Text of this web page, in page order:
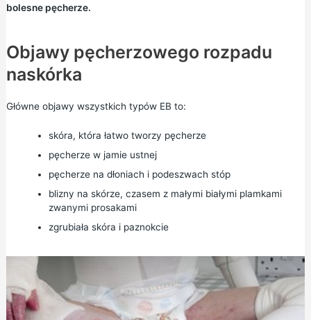
bolesne pęcherze.
Objawy pęcherzowego rozpadu
naskórka
Główne objawy wszystkich typów EB to:
skóra, która łatwo tworzy pęcherze
pęcherze w jamie ustnej
pęcherze na dłoniach i podeszwach stóp
blizny na skórze, czasem z małymi białymi plamkami
zwanymi prosakami
zgrubiała skóra i paznokcie